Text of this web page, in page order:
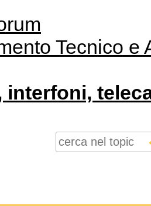
Tecnico e
interfoni,